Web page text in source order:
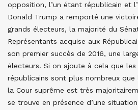
opposition, l’un étant républicain et
Donald Trump a remporté une
grands électeurs, la majorité du
Représentants acquise aux
son premier succès de 2016, une
électeurs. Si on ajoute à cela que les
républicains sont plus nombreux
la Cour suprême est très
se trouve en présence d’une